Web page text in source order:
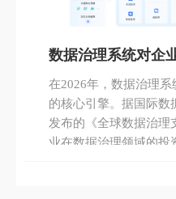
数据治理系统对企
2月最新）
在2026年，数据治理
的核心引擎。据国际数
发布的《全球数据治理
业在数据治理领域的投